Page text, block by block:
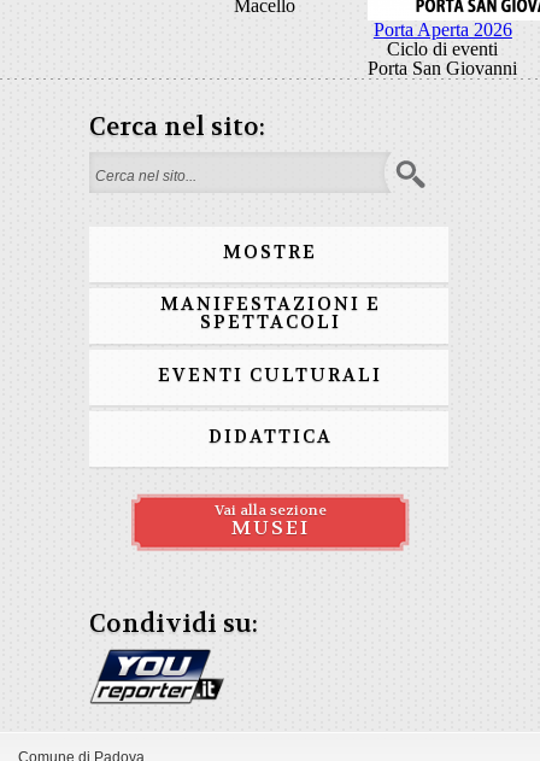
Macello
Porta Aperta 2026
Ciclo di eventi
Porta San Giovanni
Cerca nel sito:
Form di ricerca
MOSTRE
MANIFESTAZIONI E
SPETTACOLI
EVENTI CULTURALI
DIDATTICA
Vai alla sezione
MUSEI
Condividi su:
Comune di Padova